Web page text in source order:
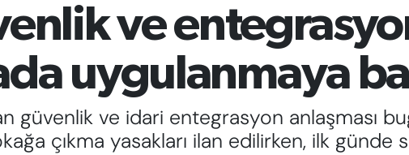
BİST100
13.799 %70
ve
uygulanmaya
güvenlik ve idari entegrasyon anlaşması
çıkma yasakları ilan edilirken, ilk günde